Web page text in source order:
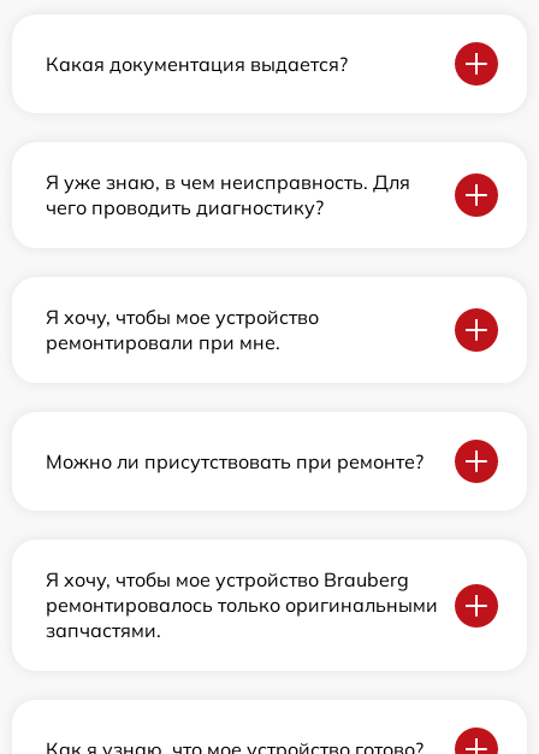
Какая документация выдается?
Я уже знаю, в чем неисправность. Для
чего проводить диагностику?
Я хочу, чтобы мое устройство
ремонтировали при мне.
Можно ли присутствовать при ремонте?
Я хочу, чтобы мое устройство Brauberg
ремонтировалось только оригинальными
запчастями.
Как я узнаю, что мое устройство готово?